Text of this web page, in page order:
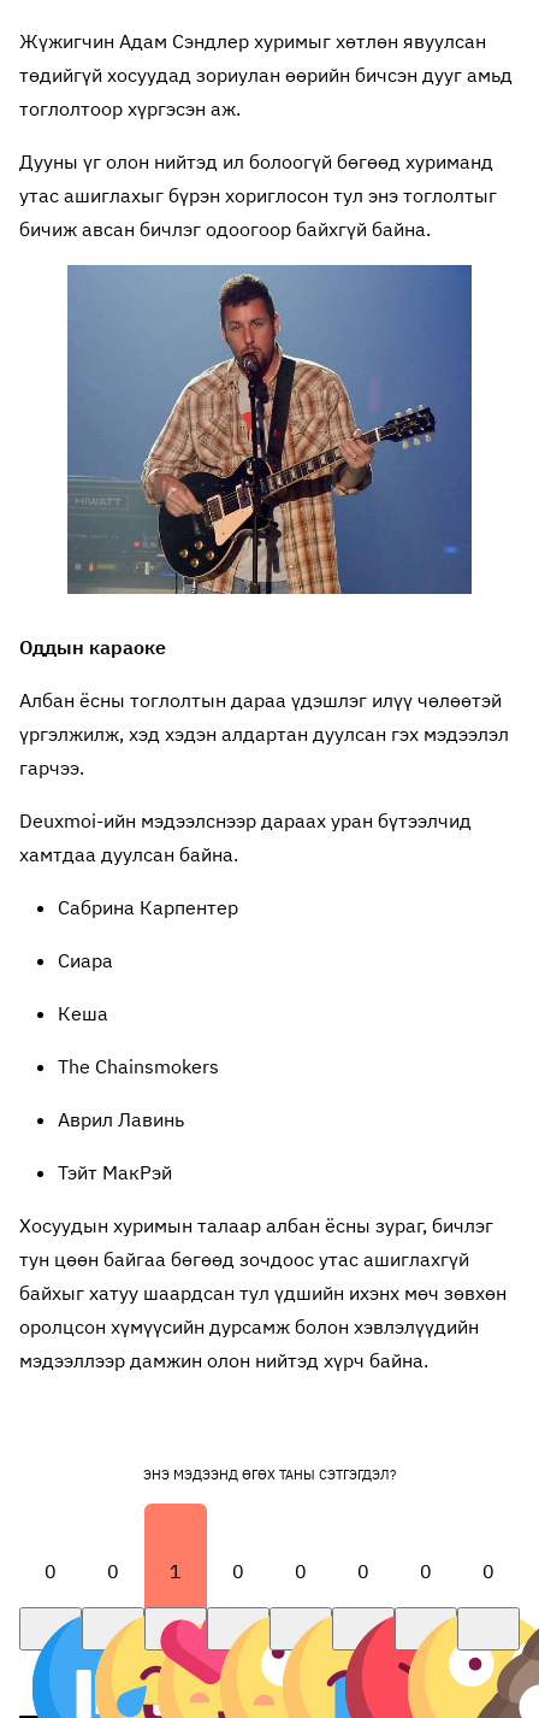
Жүжигчин Адам Сэндлер хуримыг хөтлөн явуулсан
төдийгүй хосуудад зориулан өөрийн бичсэн дууг амьд
тоглолтоор хүргэсэн аж.
Дууны үг олон нийтэд ил болоогүй бөгөөд хуриманд
утас ашиглахыг бүрэн хориглосон тул энэ тоглолтыг
бичиж авсан бичлэг одоогоор байхгүй байна.
Оддын караоке
Албан ёсны тоглолтын дараа үдэшлэг илүү чөлөөтэй
үргэлжилж, хэд хэдэн алдартан дуулсан гэх мэдээлэл
гарчээ.
Deuxmoi-ийн мэдээлснээр дараах уран бүтээлчид
хамтдаа дуулсан байна.
Сабрина Карпентер
Сиара
Кеша
The Chainsmokers
Аврил Лавинь
Тэйт МакРэй
Хосуудын хуримын талаар албан ёсны зураг, бичлэг
тун цөөн байгаа бөгөөд зочдоос утас ашиглахгүй
байхыг хатуу шаардсан тул үдшийн ихэнх мөч зөвхөн
оролцсон хүмүүсийн дурсамж болон хэвлэлүүдийн
мэдээллээр дамжин олон нийтэд хүрч байна.
ЭНЭ МЭДЭЭНД ӨГӨХ ТАНЫ СЭТГЭГДЭЛ?
0 0 1 0 0 0 0 0